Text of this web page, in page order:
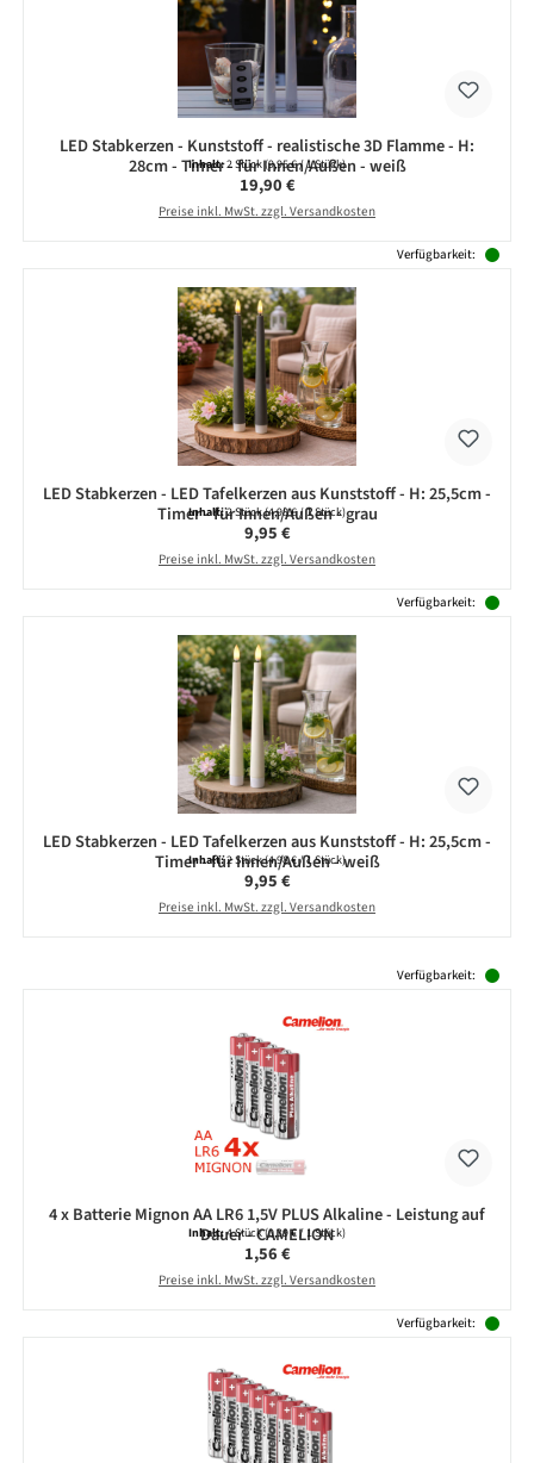
LED Stabkerzen - Kunststoff - realistische 3D Flamme - H:
28cm - Timer - für Innen/Außen - weiß
Inhalt:2 Stück(9,95 € / 1 Stück)
Regulärer Preis:
19,90 €
Preise inkl. MwSt. zzgl. Versandkosten
Verfügbarkeit:
LED Stabkerzen - LED Tafelkerzen aus Kunststoff - H: 25,5cm -
Timer - für Innen/Außen - grau
Inhalt:2 Stück(4,98 € / 1 Stück)
Regulärer Preis:
9,95 €
Preise inkl. MwSt. zzgl. Versandkosten
Verfügbarkeit:
LED Stabkerzen - LED Tafelkerzen aus Kunststoff - H: 25,5cm -
Timer - für Innen/Außen - weiß
Inhalt:2 Stück(4,98 € / 1 Stück)
Regulärer Preis:
9,95 €
Preise inkl. MwSt. zzgl. Versandkosten
Verfügbarkeit:
4 x Batterie Mignon AA LR6 1,5V PLUS Alkaline - Leistung auf
Dauer - CAMELION
Inhalt:4 Stück(0,39 € / 1 Stück)
Regulärer Preis:
1,56 €
Preise inkl. MwSt. zzgl. Versandkosten
Verfügbarkeit: